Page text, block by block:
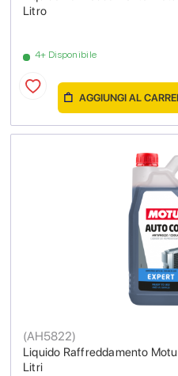
Litro
4+ Disponibile
AGGIUNGI AL
Liquido Raffreddamento
Litri
(AH5822)